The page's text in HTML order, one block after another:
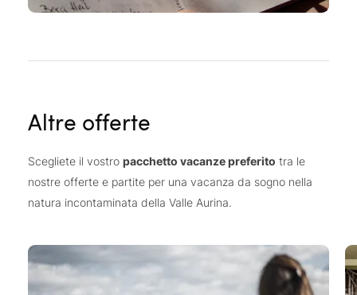
Altre offerte
Scegliete il vostro pacchetto vacanze preferito tra le
nostre offerte e partite per una vacanza da sogno nella
natura incontaminata della Valle Aurina.